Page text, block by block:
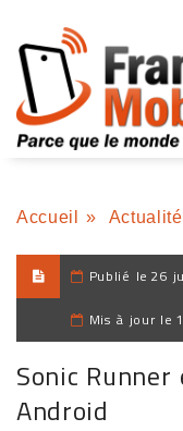
Accueil »
Publié le 26
Mis à jour le
Sonic
Android